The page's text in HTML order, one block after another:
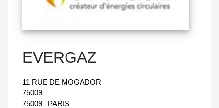
EVERGAZ
11 RUE DE MOGADOR
75009
75009
PARIS